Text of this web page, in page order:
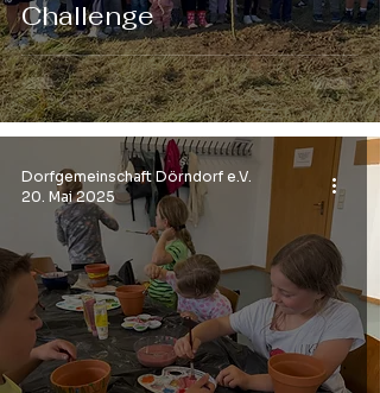
Challenge
Dorfgemeinschaft Dörndorf e.V.
20. Mai 2025